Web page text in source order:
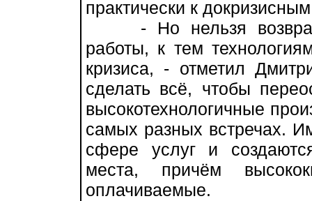
практически к
- Но нельзя
работы, к тем
кризиса, - отметил
сделать всё, чтобы
высокотехнологичные
самых разных встречах.
сфере услуг и
места, причём
оплачиваемые.